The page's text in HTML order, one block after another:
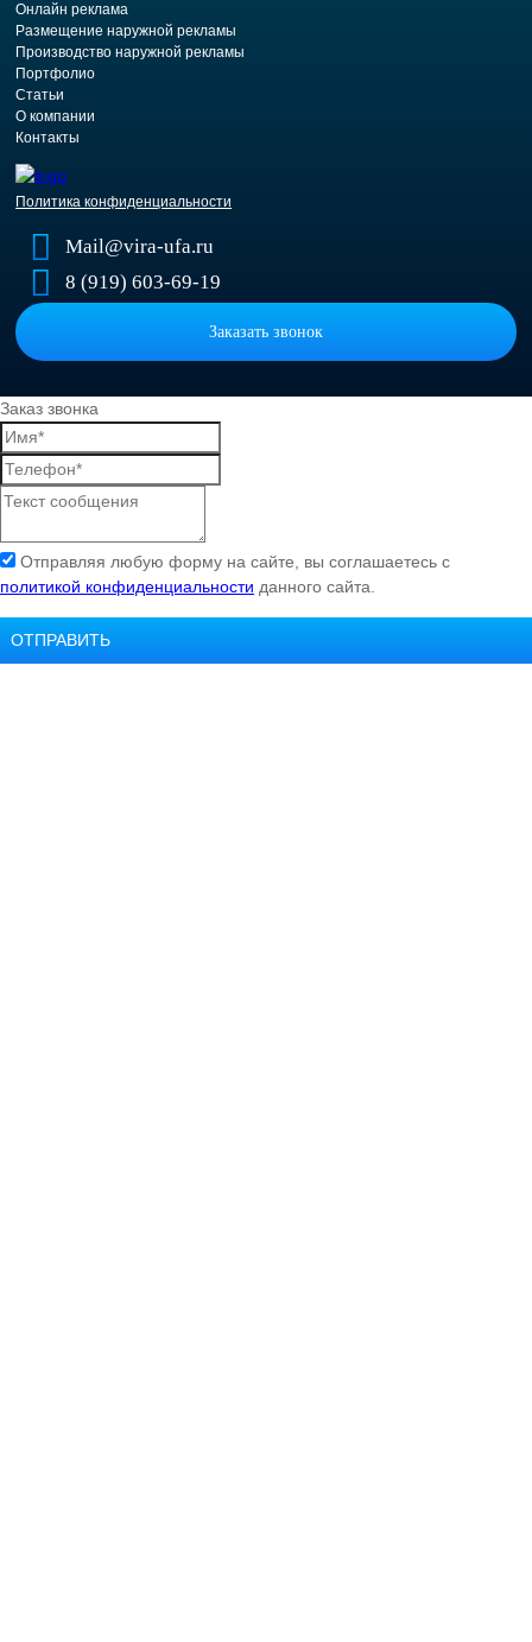
Онлайн реклама
Размещение наружной рекламы
Производство наружной рекламы
Портфолио
Статьи
О компании
Контакты
Политика конфиденциальности
Mail@vira-ufa.ru
8 (919) 603-69-19
Заказать звонок
Заказ звонка
Отправляя любую форму на сайте, вы соглашаетесь с
политикой конфиденциальности данного сайта.
ОТПРАВИТЬ